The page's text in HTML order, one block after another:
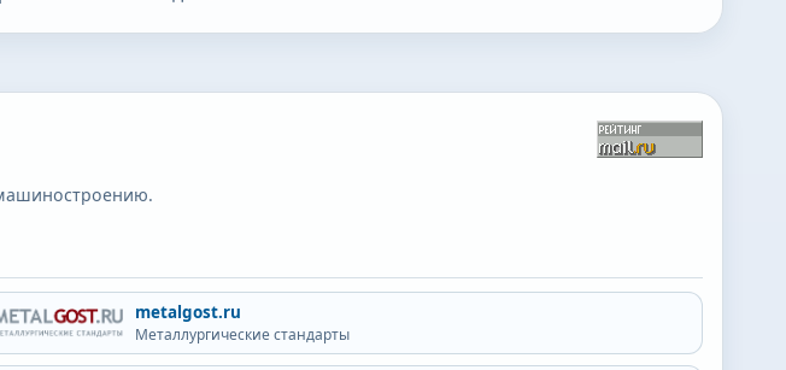
metalgost.ru
Металлургические стандарты